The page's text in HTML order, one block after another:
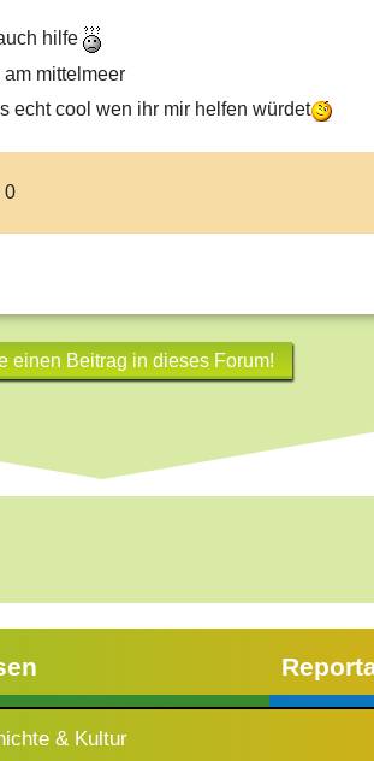
& Tipps
hilfe
mittelmeer
echt cool wen ihr mir helfen würdet
0
einen Beitrag in dieses Forum!
& Kultur